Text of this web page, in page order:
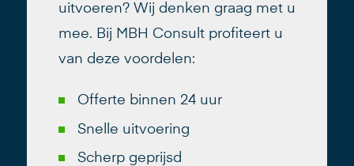
uitvoeren? Wij denken graag met u
mee. Bij MBH Consult profiteert u
van deze voordelen:
Offerte binnen 24 uur
Snelle uitvoering
Scherp geprijsd